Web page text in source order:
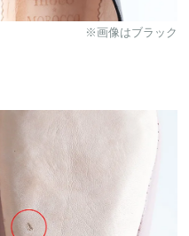
※画像はブラック